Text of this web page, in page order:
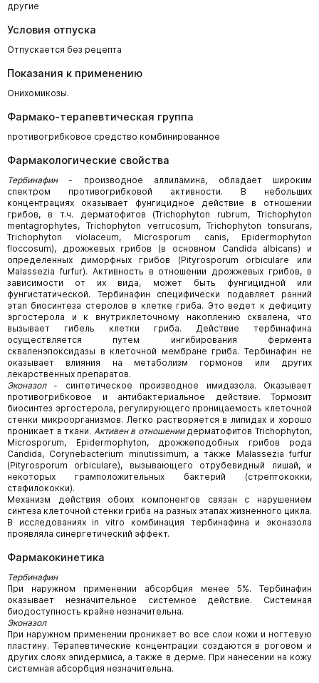
другие
Условия отпуска
Отпускается без рецепта
Показания к применению
Онихомикозы.
Фармако-терапевтическая группа
противогрибковое средство комбинированное
Фармакологические свойства
Тербинафин- производное аллиламина, обладает широким
спектром противогрибковой активности. В небольших
концентрациях оказывает фунгицидное действие в отношении
грибов, в т.ч. дерматофитов (Trichophyton rubrum, Trichophyton
mentagrophytes, Trichophyton verrucosum, Trichophyton tonsurans,
Trichophyton violaceum, Microsporum canis, Epidermophyton
floccosum), дрожжевых грибов (в основном Candida albicans) и
определенных диморфных грибов (Pityrosporum orbiculare или
Malassezia furfur). Активность в отношении дрожжевых грибов, в
зависимости от их вида, может быть фунгицидной или
фунгистатической. Тербинафин специфически подавляет ранний
этап биосинтеза стеролов в клетке гриба. Это ведет к дефициту
эргостерола и к внутриклеточному накоплению сквалена, что
вызывает гибель клетки гриба. Действие тербинафина
осуществляется путем ингибирования фермента
скваленэпоксидазы в клеточной мембране гриба. Тербинафин не
оказывает влияния на метаболизм гормонов или других
лекарственных препаратов.
Эконазол- синтетическое производное имидазола. Оказывает
противогрибковое и антибактериальное действие. Тормозит
биосинтез эргостерола, регулирующего проницаемость клеточной
стенки микроорганизмов. Легко растворяется в липидах и хорошо
проникает в ткани. Активен в отношениидерматофитов Trichophyton,
Microsporum, Epidermophyton, дрожжеподобных грибов рода
Candida, Corynebacterium minutissimum, а также Malassezia furfur
(Pityrosporum orbiculare), вызывающего отрубевидный лишай, и
некоторых грамположительных бактерий (стрептококки,
стафилококки).
Механизм действия обоих компонентов связан с нарушением
синтеза клеточной стенки гриба на разных этапах жизненного цикла.
В исследованиях in vitro комбинация тербинафина и эконазола
проявляла синергетический эффект.
Фармакокинетика
Тербинафин
При наружном применении абсорбция менее 5%. Тербинафин
оказывает незначительное системное действие. Системная
биодоступность крайне незначительна.
Эконазол
При наружном применении проникает во все слои кожи и ногтевую
пластину. Терапевтические концентрации создаются в роговом и
других слоях эпидермиса, а также в дерме. При нанесении на кожу
системная абсорбция незначительна.